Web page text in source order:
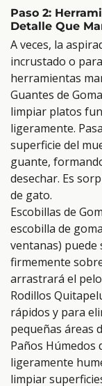
Paso 2:
Detalle Que
A veces, la
incrustado o
herramientas
Guantes de
limpiar platos
ligeramente.
superficie del
guante,
desechar. Es
de gato.
Escobillas de
escobilla de
ventanas) puede
firmemente
arrastrará el
Rodillos
rápidos y para
pequeñas áreas
Paños Húmedos
ligeramente
limpiar